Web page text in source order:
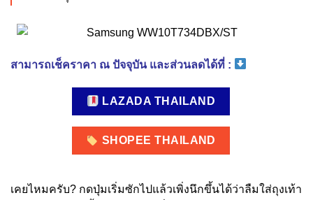
สามารถเช็คราคา ณ ปัจจุบัน และส่วนลดได้ที่ :
LAZADA THAILAND
SHOPEE THAILAND
เคยไหมครับ? กดปุ่มเริ่มซักไปแล้วเพิ่งนึกขึ้นได้ว่าลืมใส่ถุงเท้า